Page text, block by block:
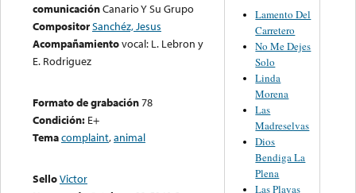
comunicaciónCanario Y Su Grupo
CompositorSanchéz, Jesus
Acompañamientovocal: L. Lebron y
E. Rodriguez
Formato de grabación78
Condición: E+
Temacomplaint,animal
SelloVictor
Lamento Del
Carretero
No Me Dejes
Solo
Linda
Morena
Las
Madreselvas
Dios
Bendiga La
Plena
Las Playas